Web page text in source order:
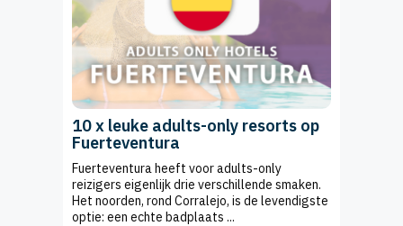
10 x leuke adults-only resorts op
Fuerteventura
Fuerteventura heeft voor adults-only
reizigers eigenlijk drie verschillende smaken.
Het noorden, rond Corralejo, is de levendigste
optie: een echte badplaats ...